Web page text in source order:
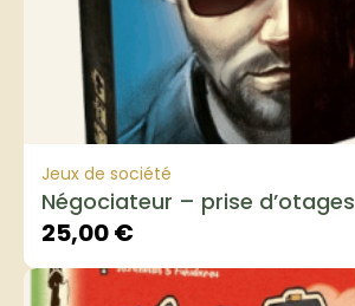
Jeux de société
Négociateur – prise d’otages
25,00€